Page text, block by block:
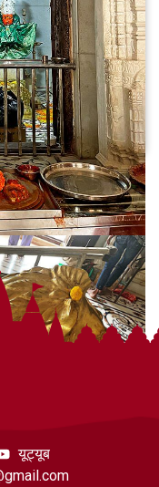
ता. जि. नाशिक
यूट्यूब